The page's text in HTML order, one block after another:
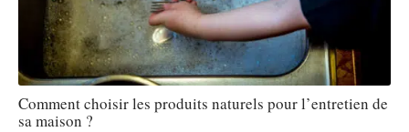
Comment choisir les produits naturels pour l’entretien de
sa maison ?